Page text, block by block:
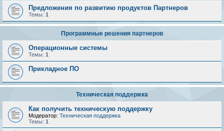
Предложения по развитию продуктов Партнеров
Темы: 1
Программные решения партнеров
Операционные системы
Темы: 1
Прикладное ПО
Техническая поддержка
Как получить техническую поддержку
Модератор: Техническая поддержка
Темы: 1